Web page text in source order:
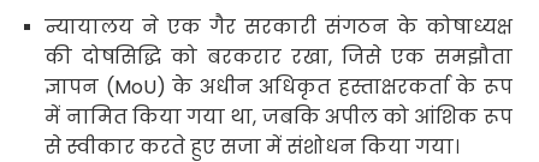
न्यायालय ने एक गैर सरकारी संगठन के कोषाध्यक्ष
की दोषसिद्धि को बरकरार रखा, जिसे एक समझौता
ज्ञापन (MoU) के अधीन अधिकृत हस्ताक्षरकर्ता के रूप
में नामित किया गया था, जबकि अपील को आंशिक रूप
से स्वीकार करते हुए सजा में संशोधन किया गया।